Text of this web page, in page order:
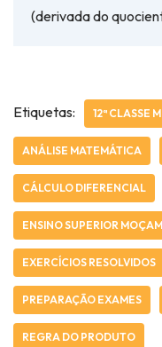
(derivada do
Etiquetas: 12ª CLASSE
ANÁLISE MATEMÁTICA
CÁLCULO DIFERENCIAL
ENSINO SUPERIOR
EXERCÍCIOS RESOLVIDOS
PREPARAÇÃO EXAMES
REGRA DO PRODUTO